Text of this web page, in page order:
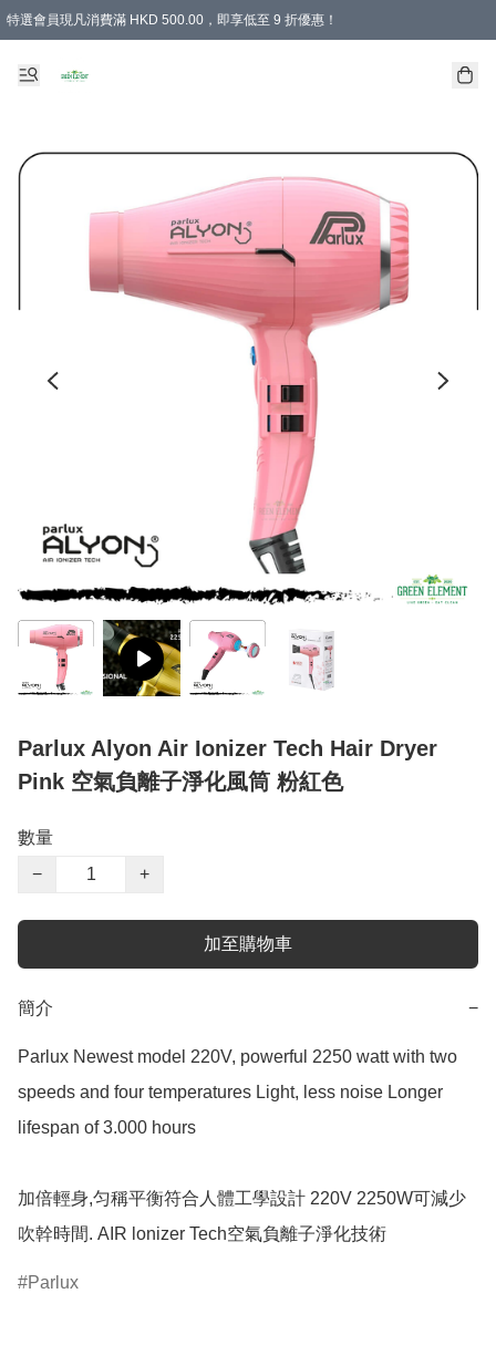
特選會員現凡消費滿 HKD 500.00，即享低至 9 折優惠！
Parlux Alyon Air Ionizer Tech Hair Dryer
Pink 空氣負離子淨化風筒 粉紅色
數量
−
+
加至購物車
簡介 −
Parlux Newest model 220V, powerful 2250 watt with two
speeds and four temperatures Light, less noise Longer
lifespan of 3.000 hours
加倍輕身,匀稱平衡符合人體工學設計 220V 2250W可減少
Parlux